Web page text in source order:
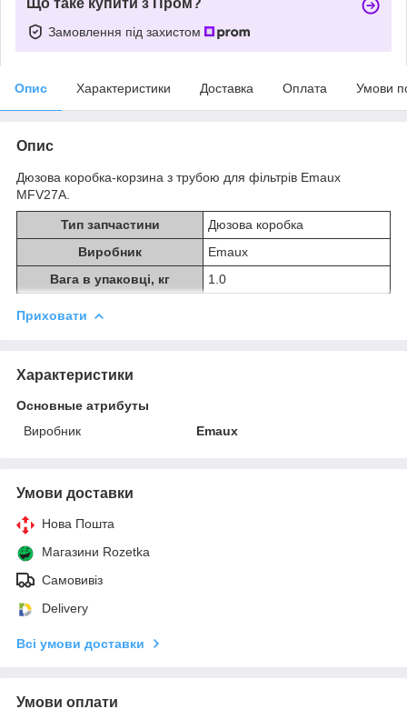
Замовлення під захистом
Опис Характеристики Доставка Оплата Умови
Опис
Дюзова коробка-корзина з трубою для фільтрів Emaux
MFV27А.
Тип запчастини
Дюзова коробка
Виробник
Emaux
Вага в упаковці, кг
1.0
Приховати
Характеристики
Основные атрибуты
Виробник
Emaux
Умови доставки
Нова Пошта
Магазини Rozetka
Самовивіз
Delivery
Всі умови доставки
Умови оплати